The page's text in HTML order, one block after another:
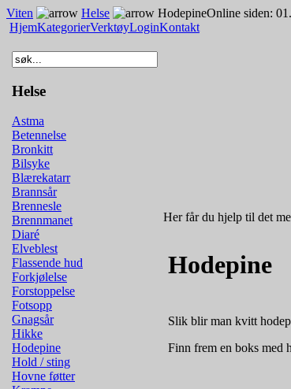
Viten Helse HodepineOnline siden:
HjemKategorierVerktøyLoginKontakt
Helse
Astma
Betennelse
Bronkitt
Bilsyke
Blærekatarr
Brannsår
Brennesle
Brennmanet
Diaré
Elveblest
Flassende hud
Forkjølelse
Forstoppelse
Fotsopp
Gnagsår
Hikke
Hodepine
Hold / sting
Hovne føtter
Her får du hjelp til det
Hodepine
Slik blir man kvitt
Finn frem en boks med